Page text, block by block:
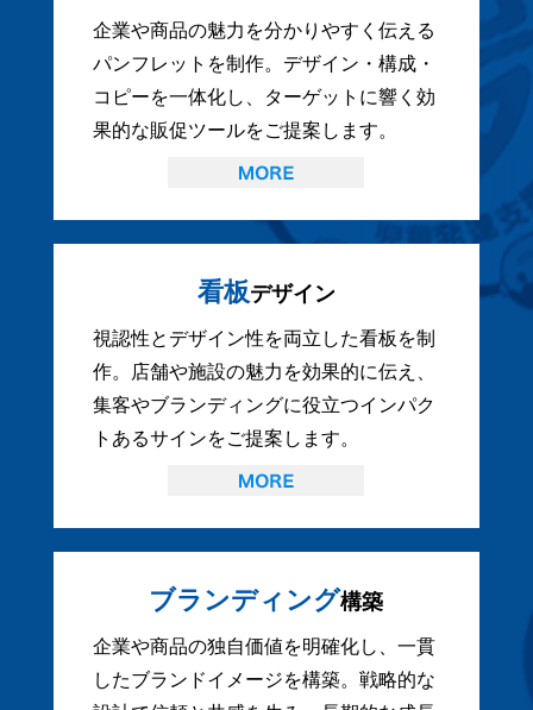
企業や商品の魅力を分かりやすく伝える
パンフレットを制作。デザイン・構成・
コピーを一体化し、ターゲットに響く効
果的な販促ツールをご提案します。
看板デザイン
視認性とデザイン性を両立した看板を制
作。店舗や施設の魅力を効果的に伝え、
集客やブランディングに役立つインパク
トあるサインをご提案します。
ブランディング構築
企業や商品の独自価値を明確化し、一貫
したブランドイメージを構築。戦略的な